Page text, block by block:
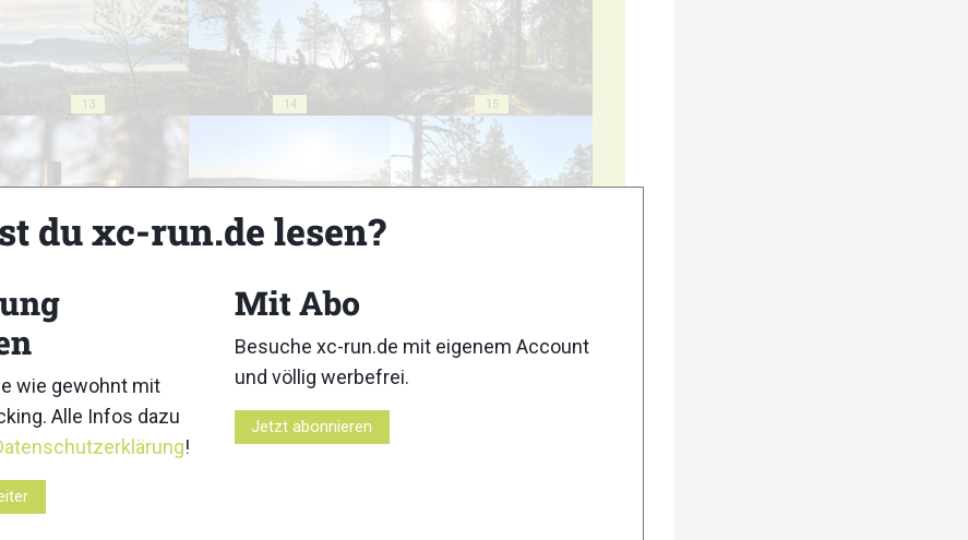
13 14 15
23 24
du xc-run.de lesen?
wie gewohnt mit
Alle Infos dazu
!
Mit Abo
Besuche xc-run.de mit eigenem Account
und völlig werbefrei.
Jetzt abonnieren